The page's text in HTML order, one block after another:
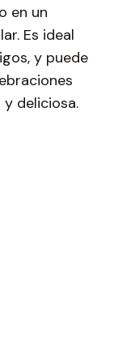
en un
Es ideal
y puede
deliciosa.